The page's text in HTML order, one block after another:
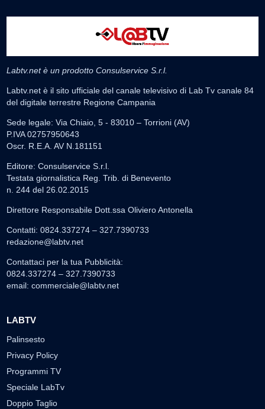
Labtv.net è un prodotto Consulservice S.r.l.
Labtv.net è il sito ufficiale del canale televisivo di Lab Tv canale 84
del digitale terrestre Regione Campania
Sede legale: Via Chiaio, 5 - 83010 – Torrioni (AV)
P.IVA 02757950643
Oscr. R.E.A. AV N.181151
Editore: Consulservice S.r.l.
Testata giornalistica Reg. Trib. di Benevento
n. 244 del 26.02.2015
Direttore Responsabile Dott.ssa Oliviero Antonella
Contatti: 0824.337274 – 327.7390733
redazione@labtv.net
Contattaci per la tua Pubblicità:
0824.337274 – 327.7390733
email: commerciale@labtv.net
LABTV
Palinsesto
Privacy Policy
Programmi TV
Speciale LabTv
Doppio Taglio